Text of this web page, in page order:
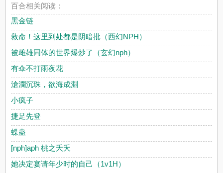
百合相关阅读：
黑金链
救命！这里到处都是阴暗批（西幻NPH）
被雌雄同体的世界爆炒了（玄幻nph）
有伞不打雨夜花
滄瀾沉珠，欲海成淵
小疯子
捷足先登
蝶蛊
[nph]aph 桃之夭夭
她决定宴请年少时的自己（1v1H）